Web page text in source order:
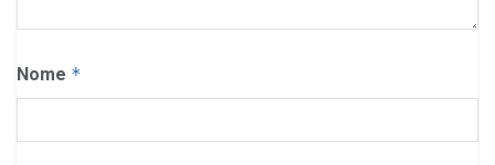
Nome *